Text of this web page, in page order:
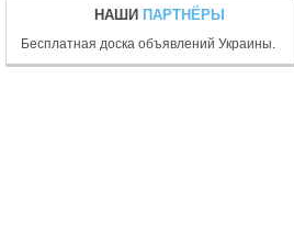
НАШИ ПАРТНЁРЫ
Бесплатная доска объявлений Украины.